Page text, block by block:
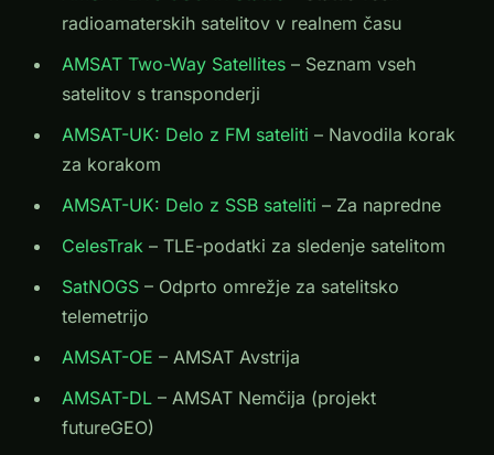
radioamaterskih satelitov v realnem času
AMSAT Two-Way Satellites – Seznam vseh
satelitov s transponderji
AMSAT-UK: Delo z FM sateliti – Navodila korak
za korakom
AMSAT-UK: Delo z SSB sateliti – Za napredne
CelesTrak – TLE-podatki za sledenje satelitom
SatNOGS – Odprto omrežje za satelitsko
telemetrijo
AMSAT-OE – AMSAT Avstrija
AMSAT-DL – AMSAT Nemčija (projekt
futureGEO)